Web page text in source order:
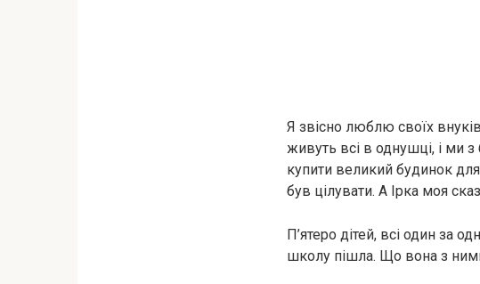
Я звісно люблю своїх
живуть всі в однушці, і ми
купити великий будинок для
був цілувати. А Ірка моя
П’ятеро дітей, всі один за
школу пішла. Що вона з